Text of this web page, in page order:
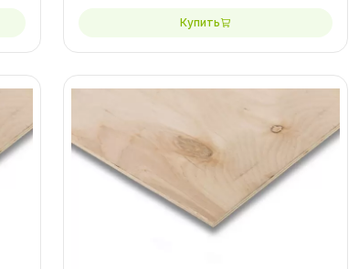
Купить